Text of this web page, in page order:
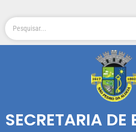
SECRETARIA